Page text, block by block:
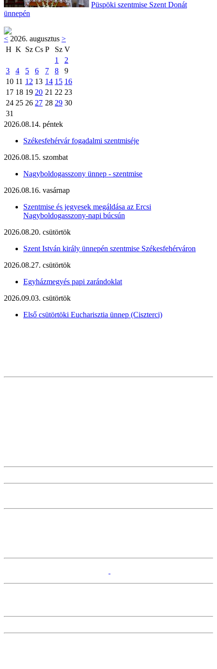
Püspöki szentmise Szent Donát
ünnepén
< 2026. augusztus >
H K Sz Cs P Sz V
1
2
3
4 5 6 7 8
9
10 11 12 13 14 15 16
17 18 19 20 21 22 23
24 25 26 27 28 29 30
31
2026.08.14. péntek
Székesfehérvár fogadalmi szentmiséje
2026.08.15. szombat
Nagyboldogasszony ünnep - szentmise
2026.08.16. vasárnap
Szentmise és jegyesek megáldása az Ercsi
Nagyboldogasszony-napi búcsún
2026.08.20. csütörtök
Szent István király ünnepén szentmise Székesfehérváron
2026.08.27. csütörtök
Egyházmegyés papi zarándoklat
2026.09.03. csütörtök
Első csütörtöki Eucharisztia ünnep (Ciszterci)